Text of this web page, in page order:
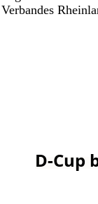
Verbandes
D-Cup